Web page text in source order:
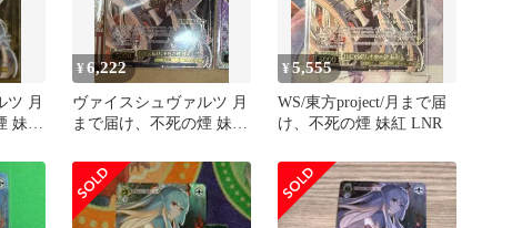
ツ 月
妹紅
¥6,222
ヴァイスシュヴァルツ 月
まで届け、不死の煙 妹紅
¥5,555
WS/東方project/月まで届
け、不死の煙 妹紅 LNR